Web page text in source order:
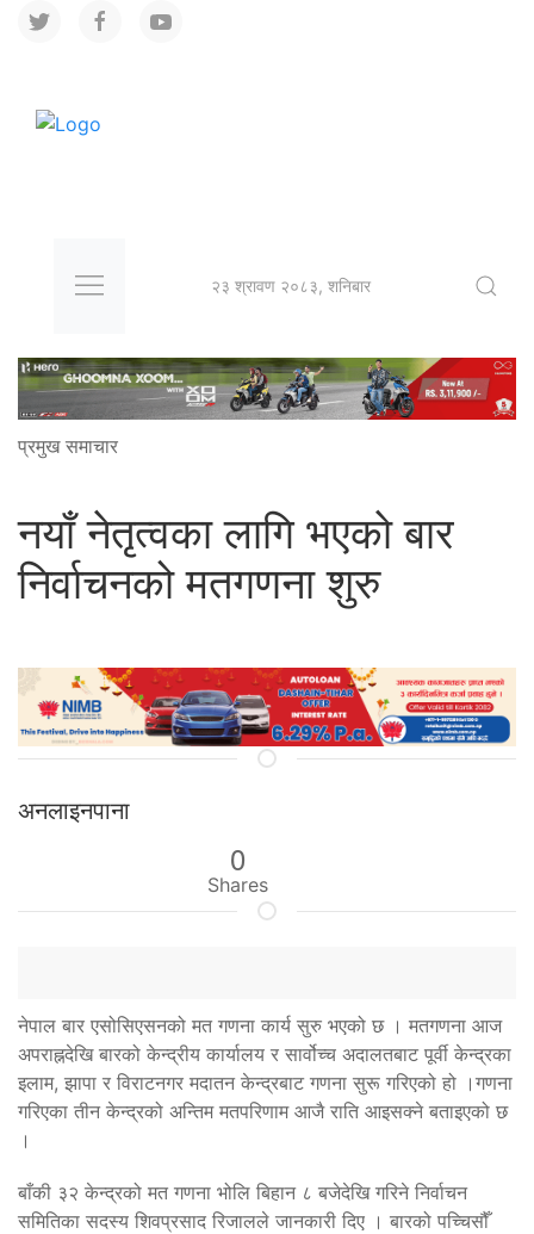
२३ श्रावण २०८३, शनिबार
प्रमुख समाचार
नयाँ नेतृत्वका लागि भएकाे बार
निर्वाचनको मतगणना शुरु
अनलाइनपाना
0
Shares
नेपाल बार एसोसिएसनको मत गणना कार्य सुरु भएको छ । मतगणना आज
अपराह्नदेखि बारको केन्द्रीय कार्यालय र सार्वोच्च अदालतबाट पूर्वी केन्द्रका
इलाम, झापा र विराटनगर मदातन केन्द्रबाट गणना सुरू गरिएको हो ।गणना
गरिएका तीन केन्द्रको अन्तिम मतपरिणाम आजै राति आइसक्ने बताइएको छ
।
बाँकी ३२ केन्द्रको मत गणना भोलि बिहान ८ बजेदेखि गरिने निर्वाचन
समितिका सदस्य शिवप्रसाद रिजालले जानकारी दिए । बारको पच्चिसौँ